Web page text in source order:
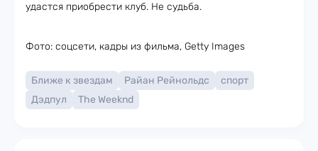
удастся приобрести клуб. Не судьба.
Фото: соцсети, кадры из фильма, Getty Images
Ближе к звездам Райан Рейнольдс
спорт
Дэдпул
The Weeknd